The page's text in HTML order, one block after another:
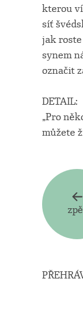
kterou
síť
jak
synem
označit
DETAIL:
„Pro
můžete